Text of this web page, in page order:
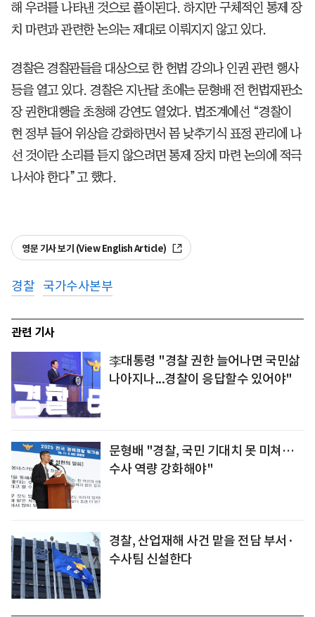
해 우려를 나타낸 것으로 풀이된다. 하지만 구체적인 통제 장
치 마련과 관련한 논의는 제대로 이뤄지지 않고 있다.
경찰은 경찰관들을 대상으로 한 헌법 강의나 인권 관련 행사
등을 열고 있다. 경찰은 지난달 초에는 문형배 전 헌법재판소
장 권한대행을 초청해 강연도 열었다. 법조계에선 “경찰이
현 정부 들어 위상을 강화하면서 몸 낮추기식 표정 관리에 나
선 것이란 소리를 듣지 않으려면 통제 장치 마련 논의에 적극
나서야 한다”고 했다.
영문 기사 보기 (View English Article)
경찰 국가수사본부
관련 기사
李대통령 "경찰 권한 늘어나면 국민삶
나아지나...경찰이 응답할수 있어야"
문형배 "경찰, 국민 기대치 못 미쳐…
수사 역량 강화해야"
경찰, 산업재해 사건 맡을 전담 부서·
수사팀 신설한다